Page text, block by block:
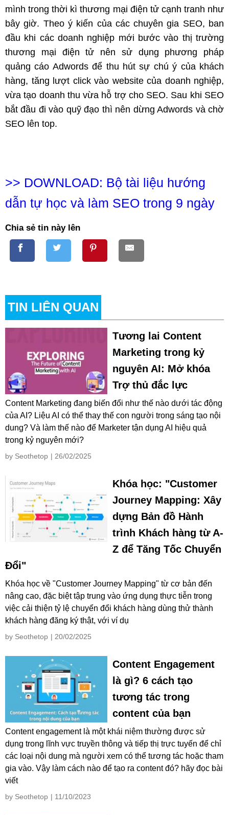
mình trong thời kì thương mại điện tử cạnh tranh như
bây giờ. Theo ý kiến của các chuyên gia SEO, ban
đầu khi các doanh nghiệp mới bước vào thị trường
thương mại điện tử nên sử dụng phương pháp
quảng cáo Adwords để thu hút sự chú ý của khách
hàng, tăng lượt click vào website của doanh nghiệp,
vừa tạo doanh thu vừa hỗ trợ cho SEO. Sau khi SEO
bắt đầu đi vào quỹ đạo thì nên dừng Adwords và chờ
SEO lên top.
>> DOWNLOAD: Bộ tài liệu hướng
dẫn tự học và làm SEO trong 9 ngày
Chia sẻ tin này lên
TIN LIÊN QUAN
Tương lai Content
Marketing trong kỷ
nguyên AI: Mở khóa
Trợ thủ đắc lực
Content Marketing đang biến đổi như thế nào dưới tác động
của AI? Liệu AI có thể thay thế con người trong sáng tạo nội
dung? Và làm thế nào để Marketer tận dụng AI hiệu quả
trong kỷ nguyên mới?
by Seothetop | 26/02/2025
Khóa học: "Customer
Journey Mapping: Xây
dựng Bản đồ Hành
trình Khách hàng từ A-
Z để Tăng Tốc Chuyển
Đổi"
Khóa học về "Customer Journey Mapping" từ cơ bản đến
nâng cao, đặc biệt tập trung vào ứng dụng thực tiễn trong
việc cải thiện tỷ lệ chuyển đổi khách hàng dùng thử thành
khách hàng đăng ký thật, với ví dụ
by Seothetop | 20/02/2025
Content Engagement
là gì? 6 cách tạo
tương tác trong
content của bạn
Content engagement là một khái niệm thường được sử
dụng trong lĩnh vực truyền thông và tiếp thị trực tuyến để chỉ
các loại nội dung mà người xem có thể tương tác hoặc tham
gia vào. Vậy làm cách nào để tạo ra content đó? hãy đọc bài
viết
by Seothetop | 11/10/2023